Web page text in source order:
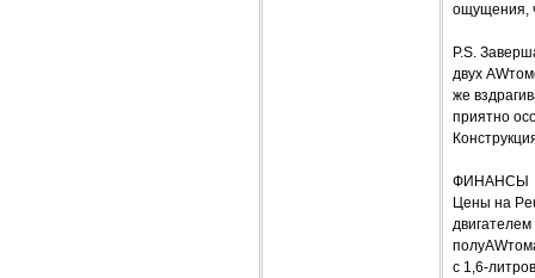
ощущения,
P.S.
двух
же
приятно
ФИНАНСЫ
Цены на
с 1,6-